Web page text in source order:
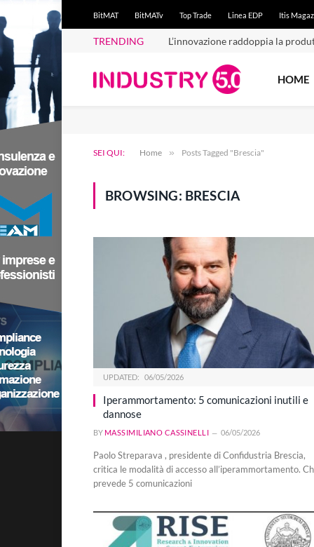
BitMAT BitMATv Top Trade Linea EDP Itis
TRENDING L’innovazione raddoppia la
HOME
SEI QUI: Home » Posts Tagged "Brescia"
BROWSING: BRESCIA
UPDATED: 06/05/2026
Iperammortamento: 5 comunicazioni inutili e
dannose
BY MASSIMILIANO CASSINELLI 06/05/2026
Paolo Streparava , presidente di Confidustria Brescia,
critica le modalità di accesso all’iperammortamento.
prevede 5 comunicazioni